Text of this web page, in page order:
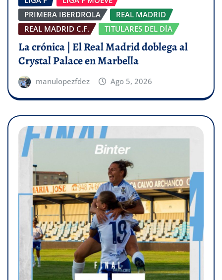
PRIMERA IBERDROLA
REAL MADRID
REAL MADRID C.F.
TITULARES DEL DÍA
La crónica | El Real Madrid doblega al
Crystal Palace en Marbella
manulopezfdez Ago 5, 2026